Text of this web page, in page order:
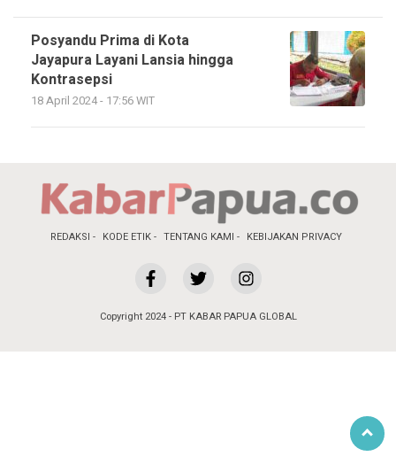
Posyandu Prima di Kota
Jayapura Layani Lansia hingga
Kontrasepsi
18 April 2024 - 17:56 WIT
REDAKSI KODE ETIK TENTANG KAMI KEBIJAKAN PRIVACY
Copyright 2024 - PT KABAR PAPUA GLOBAL